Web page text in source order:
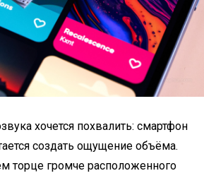
хочется похвалить: смартфон
создать ощущение объёма.
торце громче расположенного